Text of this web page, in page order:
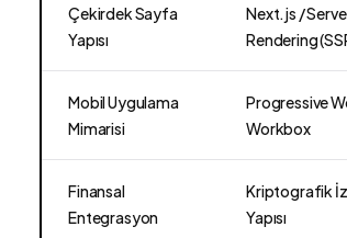
Çekirdek Sayfa
Yapısı
Next.js /
Rendering
Mobil Uygulama
Mimarisi
Progressive
Workbox
Finansal
Entegrasyon
Kriptografik
Yapısı